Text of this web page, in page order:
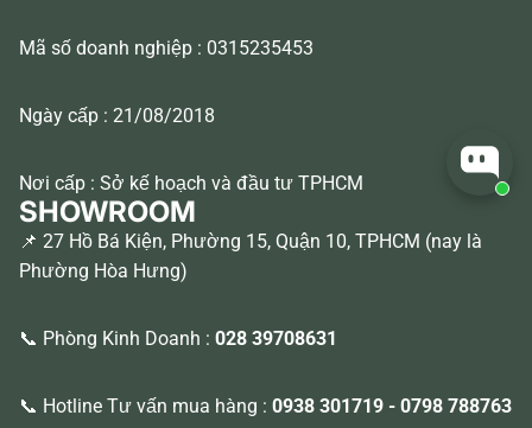
Mã số doanh nghiệp : 0315235453
Ngày cấp : 21/08/2018
Nơi cấp : Sở kế hoạch và đầu tư TPHCM
SHOWROOM
📌 27 Hồ Bá Kiện, Phường 15, Quận 10, TPHCM (nay là
Phường Hòa Hưng)
📞 Phòng Kinh Doanh : 028 39708631
📞 Hotline Tư vấn mua hàng : 0938 301719 - 0798 788763